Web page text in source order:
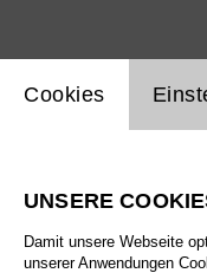
Einstellung
Cookies
UNSERE
Damit unsere Webseite
unserer Anwendungen